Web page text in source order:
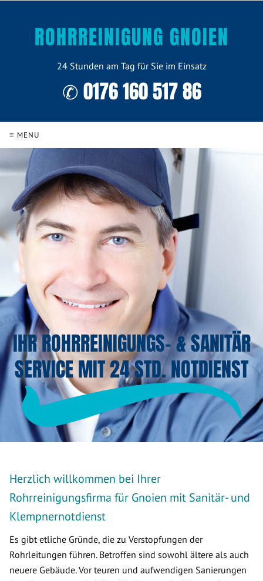
ROHRREINIGUNG GNOIEN
24 Stunden am Tag für Sie im Einsatz
✆ 0176 160 517 86
≡ MENU
IHR ROHRREINIGUNGS- & SANITÄR
SERVICE MIT 24 STD. NOTDIENST
Herzlich willkommen bei Ihrer
Rohrreinigungsfirma für Gnoien mit Sanitär- und
Klempnernotdienst
Es gibt etliche Gründe, die zu Verstopfungen der
Rohrleitungen führen. Betroffen sind sowohl ältere als auch
neuere Gebäude. Vor teuren und aufwendigen Sanierungen